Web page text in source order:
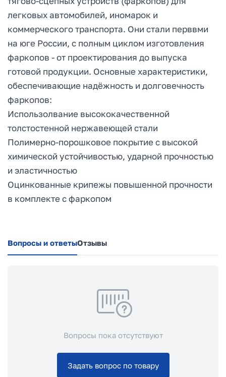
легковых автомобилей, иномарок и
коммерческого транспорта. Они стали перввми
на юге России, с полным циклом изготовления
фаркопов - от проектирования до выпуска
готовой продукции. Основные характеристики,
обеспечивающие надёжность и долговечность
фаркопов:
Использолвание высококачественной
толстостенной нержавеющей стали
Полимерно-порошковое покрытие с высокой
химической устойчивостью, ударной прочностью
и эластичностью
Оцинкованные крипежы повышенной прочности
в комплекте с фаркопом
Вопросы и ответыОтзывы
Вопросы пока отсутствуют
Задать вопрос по товару